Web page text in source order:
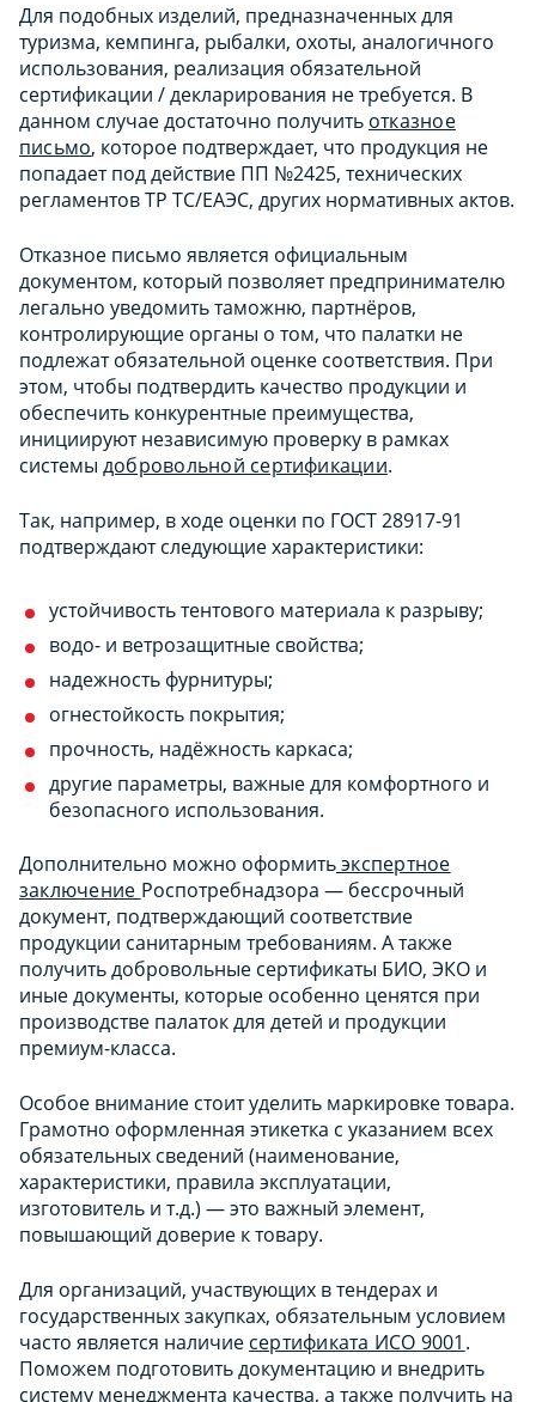
Для подобных изделий, предназначенных для
туризма, кемпинга, рыбалки, охоты, аналогичного
использования, реализация обязательной
сертификации / декларирования не требуется. В
данном случае достаточно получить отказное
письмо, которое подтверждает, что продукция не
попадает под действие ПП №2425, технических
регламентов ТР ТС/ЕАЭС, других нормативных актов.
Отказное письмо является официальным
документом, который позволяет предпринимателю
легально уведомить таможню, партнёров,
контролирующие органы о том, что палатки не
подлежат обязательной оценке соответствия. При
этом, чтобы подтвердить качество продукции и
обеспечить конкурентные преимущества,
инициируют независимую проверку в рамках
системы добровольной сертификации.
Так, например, в ходе оценки по ГОСТ 28917-91
подтверждают следующие характеристики:
устойчивость тентового материала к разрыву;
водо- и ветрозащитные свойства;
надежность фурнитуры;
огнестойкость покрытия;
прочность, надёжность каркаса;
другие параметры, важные для комфортного и
безопасного использования.
Дополнительно можно оформитьэкспертное
заключение Роспотребнадзора — бессрочный
документ, подтверждающий соответствие
продукции санитарным требованиям. А также
получить добровольные сертификаты БИО, ЭКО и
иные документы, которые особенно ценятся при
производстве палаток для детей и продукции
премиум-класса.
Особое внимание стоит уделить маркировке товара.
Грамотно оформленная этикетка с указанием всех
обязательных сведений (наименование,
характеристики, правила эксплуатации,
изготовитель и т.д.) — это важный элемент,
повышающий доверие к товару.
Для организаций, участвующих в тендерах и
государственных закупках, обязательным условием
часто является наличие сертификата ИСО 9001 .
Поможем подготовить документацию и внедрить
систему менеджмента качества, а также получить на